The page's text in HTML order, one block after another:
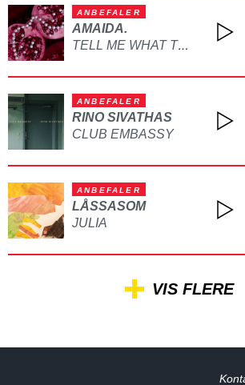
ANBEFALER
AMAIDA.
TELL ME WHAT TO DO
ANBEFALER
RINO SIVATHAS
CLUB EMBASSY
ANBEFALER
LÅSSASOM
JULIA
VIS FLERE